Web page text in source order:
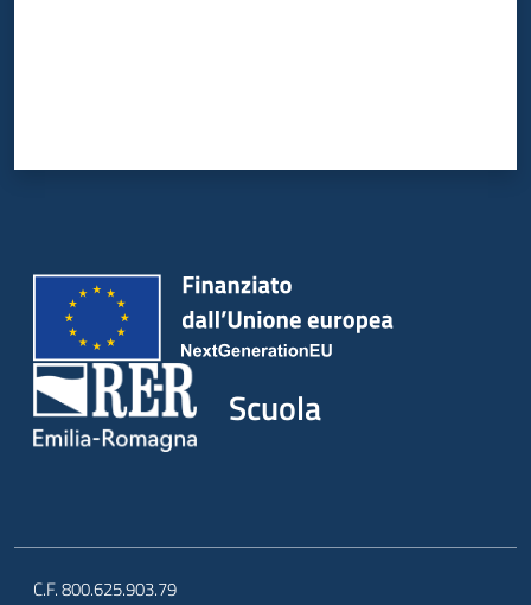
Scuola
C.F. 800.625.903.79